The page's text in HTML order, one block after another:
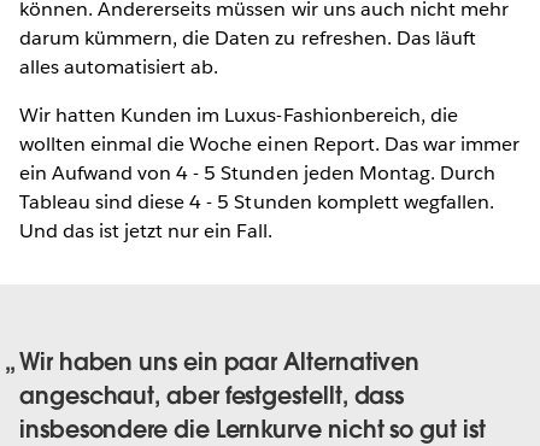
können. Andererseits müssen wir uns auch nicht mehr
darum kümmern, die Daten zu refreshen. Das läuft
alles automatisiert ab.
Wir hatten Kunden im Luxus-Fashionbereich, die
wollten einmal die Woche einen Report. Das war immer
ein Aufwand von 4 - 5 Stunden jeden Montag. Durch
Tableau sind diese 4 - 5 Stunden komplett wegfallen.
Und das ist jetzt nur ein Fall.
Wir haben uns ein paar Alternativen
angeschaut, aber festgestellt, dass
insbesondere die Lernkurve nicht so gut ist